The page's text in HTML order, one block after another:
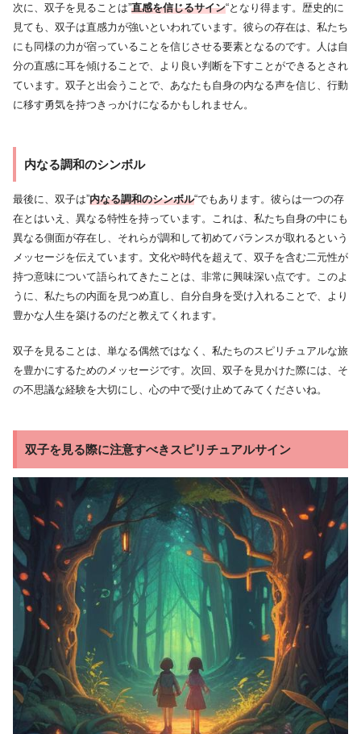
次に、双子を見ることは”直感を信じるサイン“となり得ます。歴史的に
見ても、双子は直感力が強いといわれています。彼らの存在は、私たち
にも同様の力が宿っていることを信じさせる要素となるのです。人は自
分の直感に耳を傾けることで、より良い判断を下すことができるとされ
ています。双子と出会うことで、あなたも自身の内なる声を信じ、行動
に移す勇気を持つきっかけになるかもしれません。
内なる調和のシンボル
最後に、双子は”内なる調和のシンボル“でもあります。彼らは一つの存
在とはいえ、異なる特性を持っています。これは、私たち自身の中にも
異なる側面が存在し、それらが調和して初めてバランスが取れるという
メッセージを伝えています。文化や時代を超えて、双子を含む二元性が
持つ意味について語られてきたことは、非常に興味深い点です。このよ
うに、私たちの内面を見つめ直し、自分自身を受け入れることで、より
豊かな人生を築けるのだと教えてくれます。
双子を見ることは、単なる偶然ではなく、私たちのスピリチュアルな旅
を豊かにするためのメッセージです。次回、双子を見かけた際には、そ
の不思議な経験を大切にし、心の中で受け止めてみてくださいね。
双子を見る際に注意すべきスピリチュアルサイン